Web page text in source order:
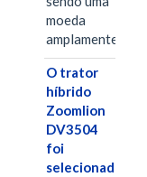
moeda
amplamente…
O trator
híbrido
Zoomlion
DV3504
foi
selecionado